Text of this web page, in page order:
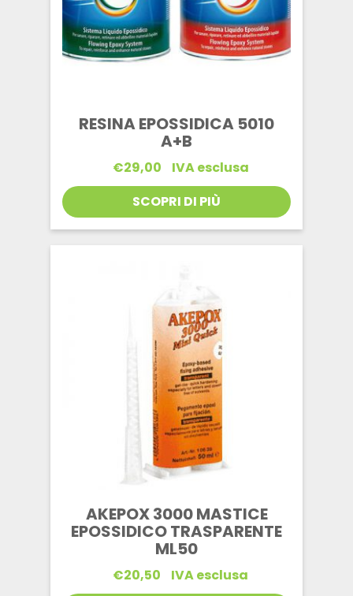
RESINA EPOSSIDICA 5010
A+B
€29,00
IVA esclusa
SCOPRI DI PIÙ
AKEPOX 3000 MASTICE
EPOSSIDICO TRASPARENTE
ML50
€20,50 IVA esclusa